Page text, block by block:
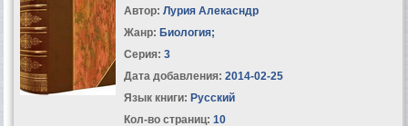
Автор: Лурия Алекасндр
Жанр: Биология;
Серия: 3
Дата добавления: 2014-02-25
Язык книги: Русский
Кол-во страниц: 10